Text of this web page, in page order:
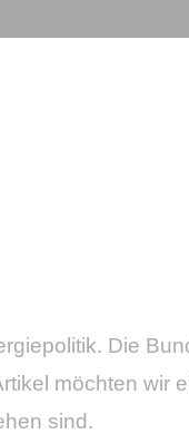
Die
möchten wir
sind.